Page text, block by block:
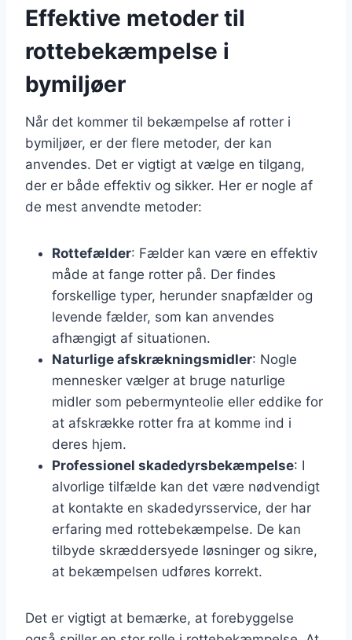
Effektive metoder til
rottebekæmpelse i
bymiljøer
Når det kommer til bekæmpelse af rotter i
bymiljøer, er der flere metoder, der kan
anvendes. Det er vigtigt at vælge en tilgang,
der er både effektiv og sikker. Her er nogle af
de mest anvendte metoder:
Rottefælder: Fælder kan være en effektiv
måde at fange rotter på. Der findes
forskellige typer, herunder snapfælder og
levende fælder, som kan anvendes
afhængigt af situationen.
Naturlige afskrækningsmidler: Nogle
mennesker vælger at bruge naturlige
midler som pebermynteolie eller eddike for
at afskrække rotter fra at komme ind i
deres hjem.
Professionel skadedyrsbekæmpelse: I
alvorlige tilfælde kan det være nødvendigt
at kontakte en skadedyrsservice, der har
erfaring med rottebekæmpelse. De kan
tilbyde skræddersyede løsninger og sikre,
at bekæmpelsen udføres korrekt.
Det er vigtigt at bemærke, at forebyggelse